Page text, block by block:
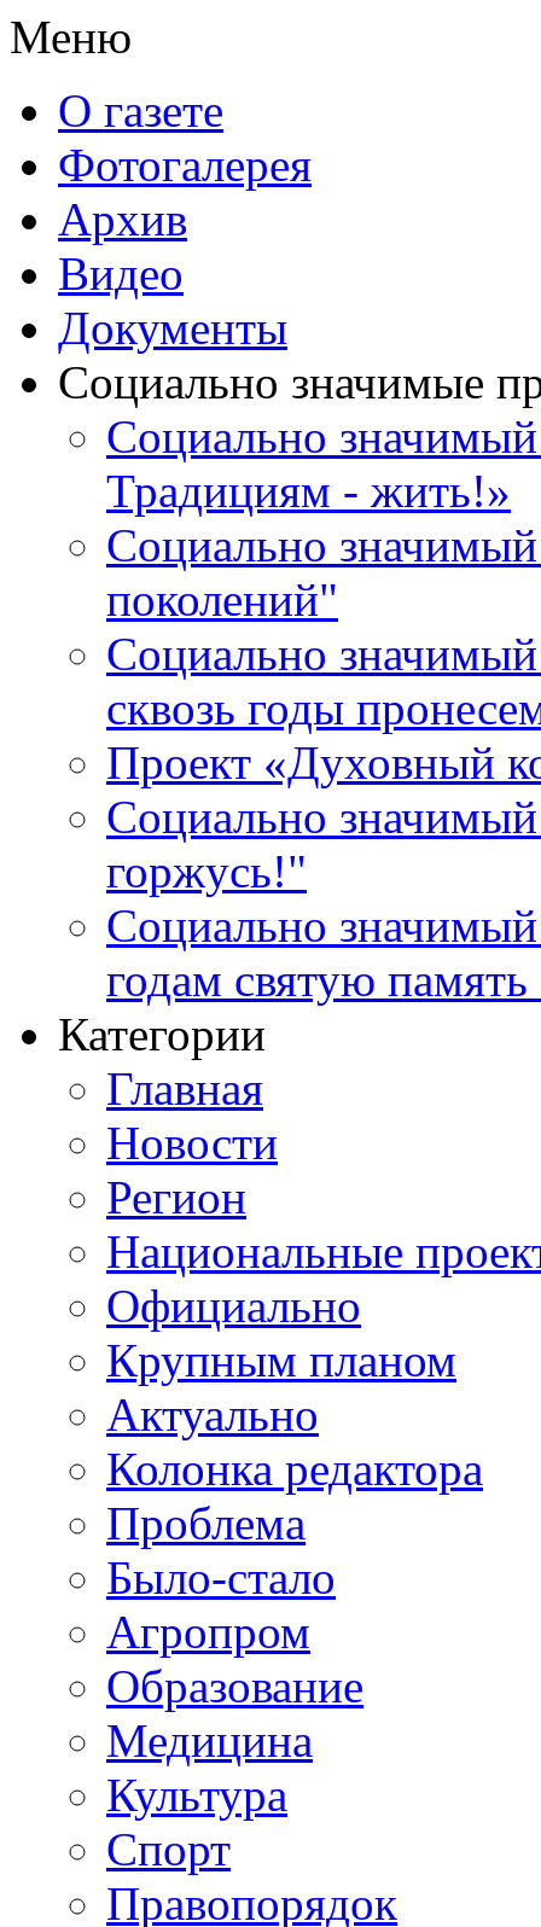
Меню
О газете
Фотогалерея
Архив
Видео
Документы
Социально значимые
Социально
Традициям - жить!»
Социально значимый
поколений"
Социально
сквозь годы
Проект «Духовный
Социально
горжусь!"
Социально
годам святую
Категории
Главная
Новости
Регион
Национальные
Официально
Крупным планом
Актуально
Колонка редактора
Проблема
Было-стало
Агропром
Образование
Медицина
Культура
Спорт
Правопорядок